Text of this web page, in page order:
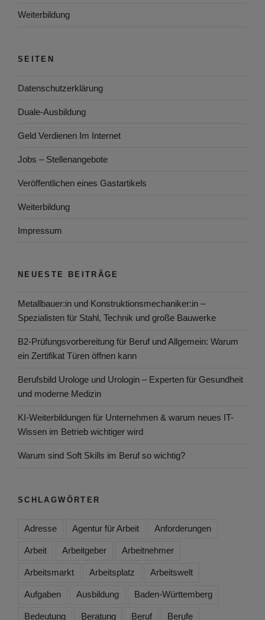
Weiterbildung
SEITEN
Datenschutzerklärung
Duale-Ausbildung
Geld Verdienen Im Internet
Jobs – Stellenangebote
Veröffentlichen eines Gastartikels
Weiterbildung
Impressum
NEUESTE BEITRÄGE
Metallbauer:in und Konstruktionsmechaniker:in –
Spezialisten für Stahl, Technik und große Bauwerke
B2-Prüfungsvorbereitung für Beruf und Allgemein: Warum
ein Zertifikat Türen öffnen kann
Berufsbild Urologe und Urologin – Experten für Gesundheit
und moderne Medizin
KI-Weiterbildungen für Unternehmen & warum neues IT-
Wissen im Betrieb wichtiger wird
Warum sind Soft Skills im Beruf so wichtig?
SCHLAGWÖRTER
Adresse Agentur für Arbeit Anforderungen
Arbeit Arbeitgeber Arbeitnehmer
Arbeitsmarkt Arbeitsplatz Arbeitswelt
Aufgaben Ausbildung Baden-Württemberg
Bedeutung Beratung Beruf Berufe